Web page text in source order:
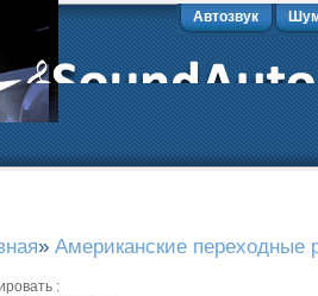
Автозвук
» Американские переходные
: